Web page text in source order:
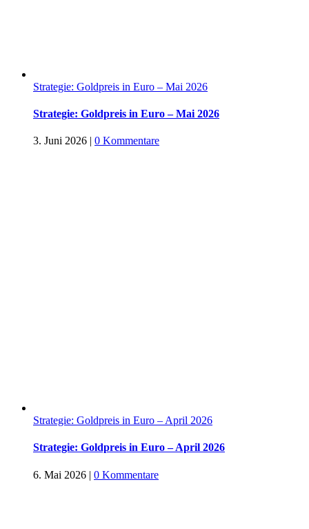
Strategie: Goldpreis in Euro – Mai 2026
Strategie: Goldpreis in Euro – Mai 2026
3. Juni 2026 | 0 Kommentare
Strategie: Goldpreis in Euro – April 2026
Strategie: Goldpreis in Euro – April 2026
6. Mai 2026 | 0 Kommentare